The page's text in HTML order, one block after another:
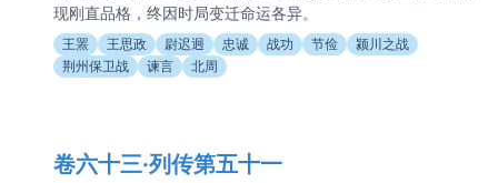
现刚直品格，终因时局变迁命运各异。
王罴 王思政 尉迟迥 忠诚 战功 节俭
颍川之战
荆州保卫战
谏言 北周
卷六十三·列传第五十一